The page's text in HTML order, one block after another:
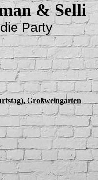
& Selli
Party
Großweingarten